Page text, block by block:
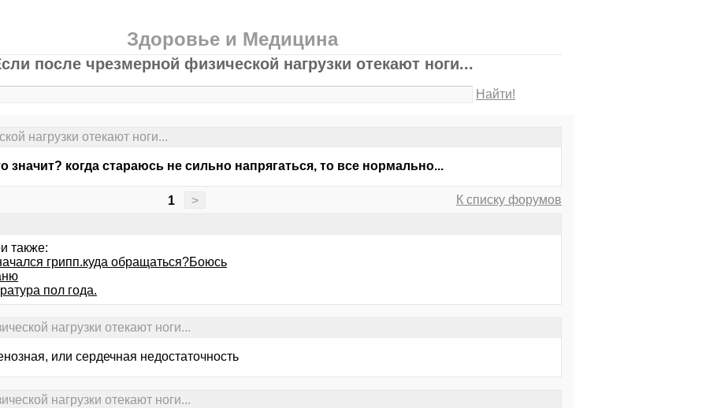
Здоровье и Медицина
после чрезмерной физической нагрузки отекают ноги...
Найти!
нагрузки отекают ноги...
значит? когда стараюсь не сильно напрягаться, то все нормально...
1 >
К списку форумов
также:
грипп.куда обращаться?Боюсь
пол года.
нагрузки отекают ноги...
или сердечная недостаточность
нагрузки отекают ноги...